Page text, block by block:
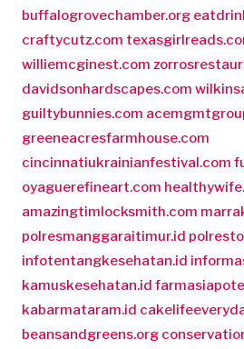
buffalogrovechamber.org
craftycutz.com
williemcginest.com
davidsonhardscapes.com
guiltybunnies.com
greeneacresfarmhouse.com
cincinnatiukrainianfestival.com
oyaguerefineart.com
amazingtimlocksmith.com
polresmanggaraitimur.id
infotentangkesehatan.id
kamuskesehatan.id
kabarmataram.id
beansandgreens.org